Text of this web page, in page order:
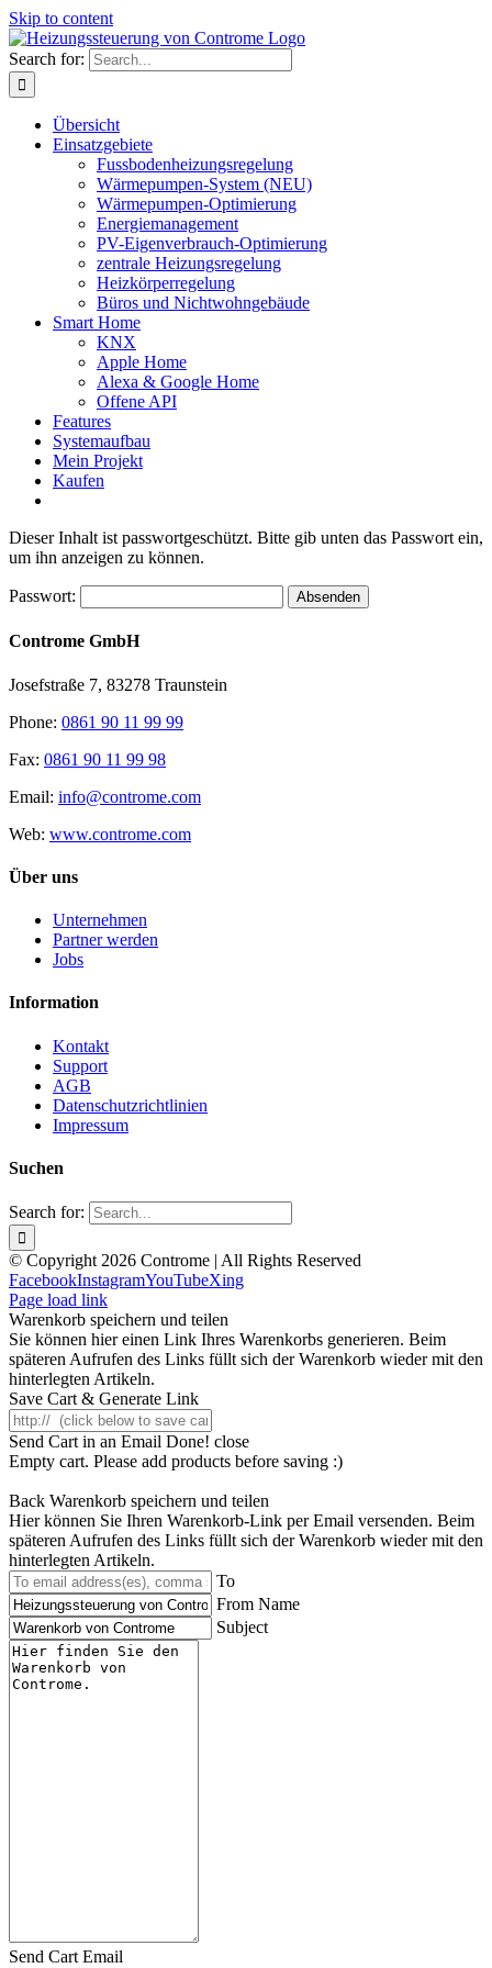
Skip to content
Search for:
Übersicht
Einsatzgebiete
Fussbodenheizungsregelung
Wärmepumpen-System (NEU)
Wärmepumpen-Optimierung
Energiemanagement
PV-Eigenverbrauch-Optimierung
zentrale Heizungsregelung
Heizkörperregelung
Büros und Nichtwohngebäude
Smart Home
KNX
Apple Home
Alexa & Google Home
Offene API
Features
Systemaufbau
Mein Projekt
Kaufen
Dieser Inhalt ist passwortgeschützt. Bitte gib unten das Passwort ein,
um ihn anzeigen zu können.
Passwort:
Controme GmbH
Josefstraße 7, 83278 Traunstein
Phone: 0861 90 11 99 99
Fax: 0861 90 11 99 98
Email: info@controme.com
Web: www.controme.com
Über uns
Unternehmen
Partner werden
Jobs
Information
Kontakt
Support
AGB
Datenschutzrichtlinien
Impressum
Suchen
Search for:
© Copyright 2026 Controme | All Rights Reserved
FacebookInstagramYouTubeXing
Page load link
Warenkorb speichern und teilen
Sie können hier einen Link Ihres Warenkorbs generieren. Beim
späteren Aufrufen des Links füllt sich der Warenkorb wieder mit den
hinterlegten Artikeln.
Save Cart & Generate Link
Send Cart in an Email Done! close
Empty cart. Please add products before saving :)
Back Warenkorb speichern und teilen
Hier können Sie Ihren Warenkorb-Link per Email versenden. Beim
späteren Aufrufen des Links füllt sich der Warenkorb wieder mit den
hinterlegten Artikeln.
To
From Name
Subject
Send Cart Email